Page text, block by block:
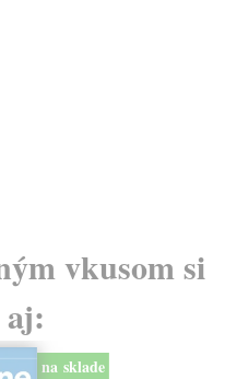
vkusom si
na sklade